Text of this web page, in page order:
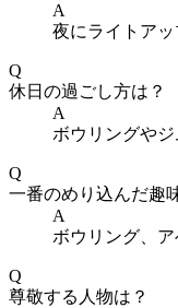
A
夜にライトア
Q
休日の過ごし方は？
A
ボウリングや
Q
一番のめり込んだ趣
A
ボウリング、
Q
尊敬する人物は？